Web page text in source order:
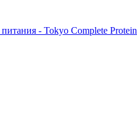
- Tokyo Complete Protein